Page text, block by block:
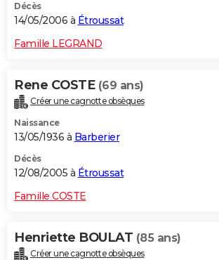
Décès
14/05/2006 à Étroussat
Famille LEGRAND
Rene COSTE (69 ans)
Créer une cagnotte obsèques
Naissance
13/05/1936 à Barberier
Décès
12/08/2005 à Étroussat
Famille COSTE
Henriette BOULAT (85 ans)
Créer une cagnotte obsèques